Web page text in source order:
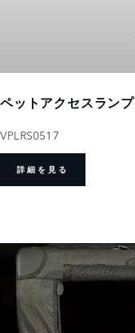
ペットアクセスランプ
VPLRS0517
詳細を見る